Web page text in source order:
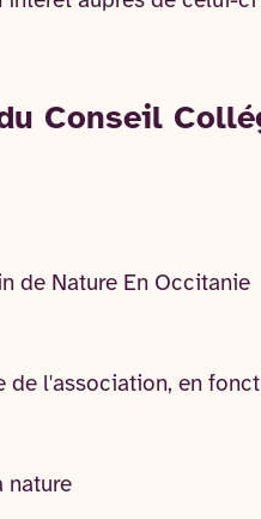
Conseil
de Nature En Occitanie
l'association, en
nature